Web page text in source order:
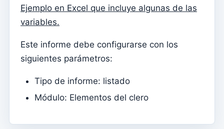
Editar parroquia
Configurar una cuenta SMTP para enviar correos
electrónicos en Kyrios
Catequese
Formularios de inscripción para catequesis
Ejemplo en Excel que incluye algunas de las
variables.
Este informe debe configurarse con los
siguientes parámetros:
Tipo de informe: listado
Módulo: Elementos del clero